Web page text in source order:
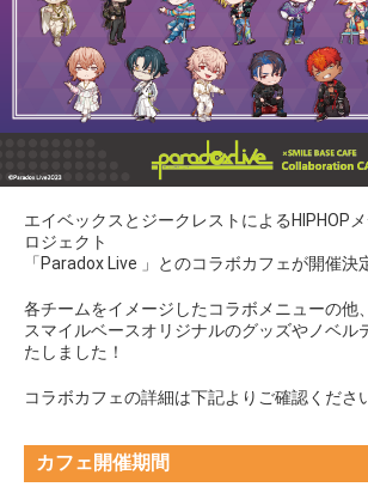
エイベックスとジークレストによるHIPHOP
ロジェクト
「Paradox Live 」とのコラボカフェが開催決
各チームをイメージしたコラボメニューの他、
スマイルベースオリジナルのグッズやノベル
たしました！
コラボカフェの詳細は下記よりご確認くださ
カフェ開催期間